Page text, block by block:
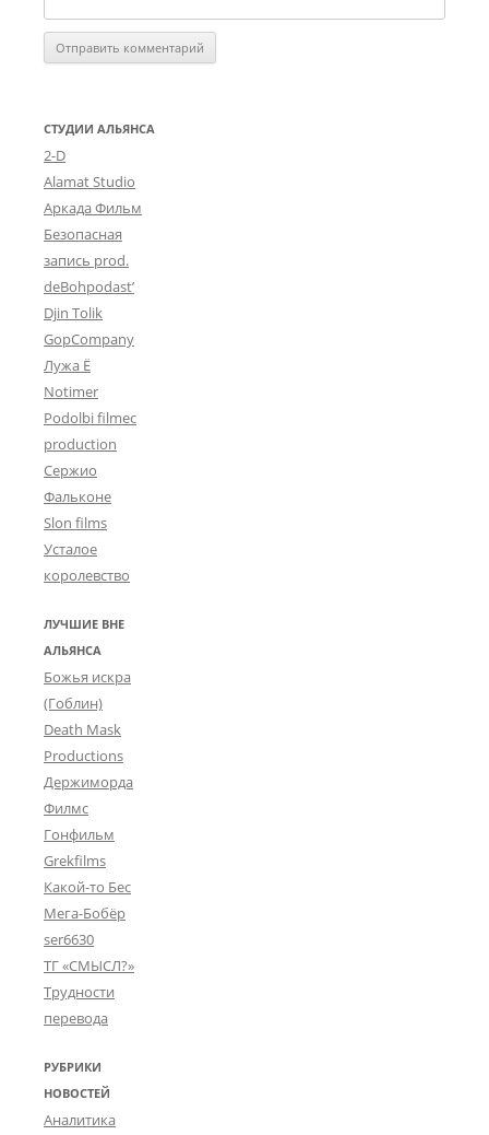
СТУДИИ АЛЬЯНСА
2-D
Alamat Studio
Аркада Фильм
Безопасная
запись prod.
deBohpodast’
Djin Tolik
GopCompany
Лужа Ё
Notimer
Podolbi filmec
production
Сержио
Фальконе
Slon films
Усталое
королевство
ЛУЧШИЕ ВНЕ
АЛЬЯНСА
Божья искра
(Гоблин)
Death Mask
Productions
Держиморда
Филмс
Гонфильм
Grekfilms
Какой-то Бес
Мега-Бобёр
ser6630
ТГ «СМЫСЛ?»
Трудности
перевода
РУБРИКИ
НОВОСТЕЙ
Аналитика